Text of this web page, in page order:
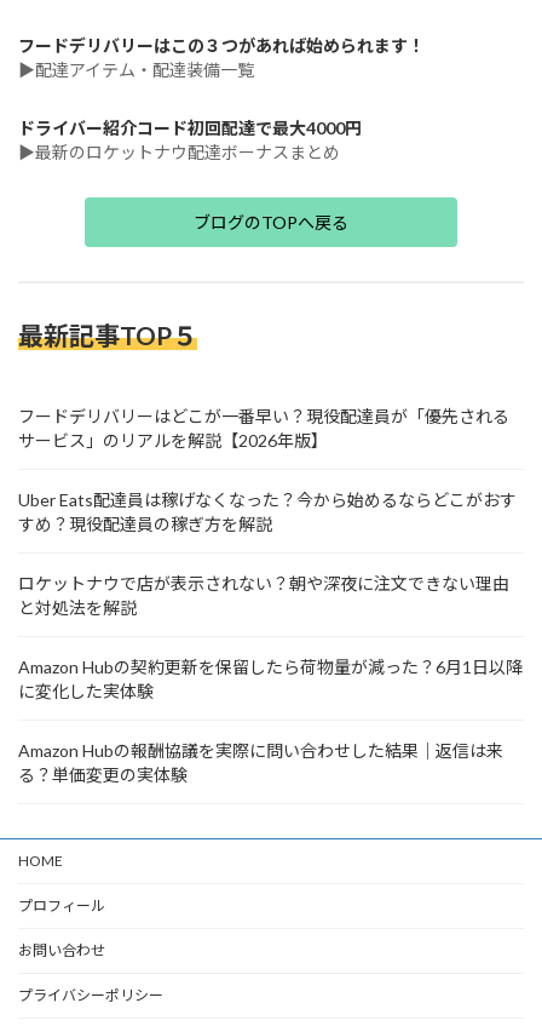
フードデリバリーはこの３つがあれば始められます！
▶配達アイテム・配達装備一覧
ドライバー紹介コード初回配達で最大4000円
▶最新のロケットナウ配達ボーナスまとめ
ブログのTOPへ戻る
最新記事TOP５
フードデリバリーはどこが一番早い？現役配達員が「優先される
サービス」のリアルを解説【2026年版】
Uber Eats配達員は稼げなくなった？今から始めるならどこがおす
すめ？現役配達員の稼ぎ方を解説
ロケットナウで店が表示されない？朝や深夜に注文できない理由
と対処法を解説
Amazon Hubの契約更新を保留したら荷物量が減った？6月1日以降
に変化した実体験
Amazon Hubの報酬協議を実際に問い合わせした結果｜返信は来
る？単価変更の実体験
HOME
プロフィール
お問い合わせ
プライバシーポリシー